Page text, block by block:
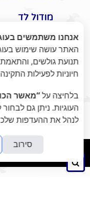
מודול לד
אביזרים
תקעים /
חיפוש
אנחנו משתמשים
האתר עושה שימוש
תנועת גולשים,
חיוניות לפעילות
בלחיצה על“מאשר
העוגיות. ניתן גם
לנהל את ההעדפות
סירוב